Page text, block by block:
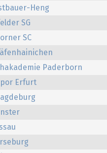
Heng
SG
SC
Paderborn
Erfurt